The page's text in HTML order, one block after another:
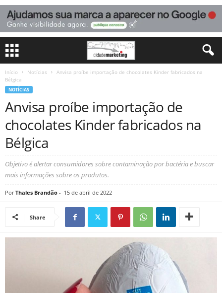
Início Notícias
Anvisa proíbe importação de chocolates Kinder fabricados na
Bélgica
NOTÍCIAS
Anvisa proíbe importação de
chocolates Kinder fabricados na
Bélgica
Objetivo é alertar consumidores sobre contaminação por bactéria e buscar
mais informações sobre os produtos.
Por Thales Brandão - 15 de abril de 2022
Share